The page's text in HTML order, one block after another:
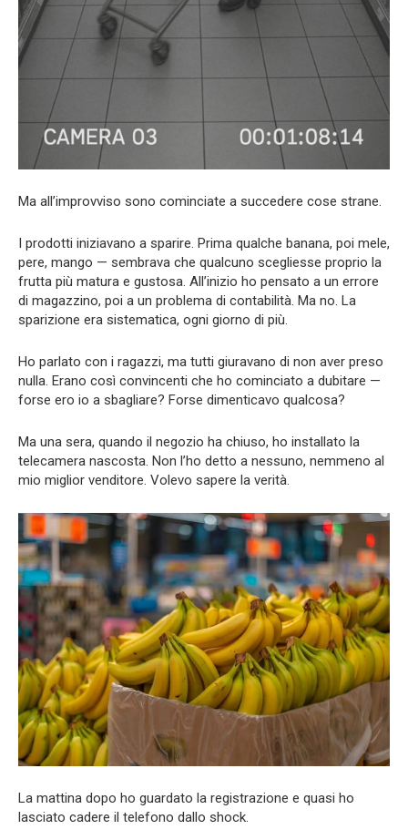
Ma all’improvviso sono cominciate a succedere cose strane.
I prodotti iniziavano a sparire. Prima qualche banana, poi mele,
pere, mango — sembrava che qualcuno scegliesse proprio la
frutta più matura e gustosa. All’inizio ho pensato a un errore
di magazzino, poi a un problema di contabilità. Ma no. La
sparizione era sistematica, ogni giorno di più.
Ho parlato con i ragazzi, ma tutti giuravano di non aver preso
nulla. Erano così convincenti che ho cominciato a dubitare —
forse ero io a sbagliare? Forse dimenticavo qualcosa?
Ma una sera, quando il negozio ha chiuso, ho installato la
telecamera nascosta. Non l’ho detto a nessuno, nemmeno al
mio miglior venditore. Volevo sapere la verità.
La mattina dopo ho guardato la registrazione e quasi ho
lasciato cadere il telefono dallo shock.